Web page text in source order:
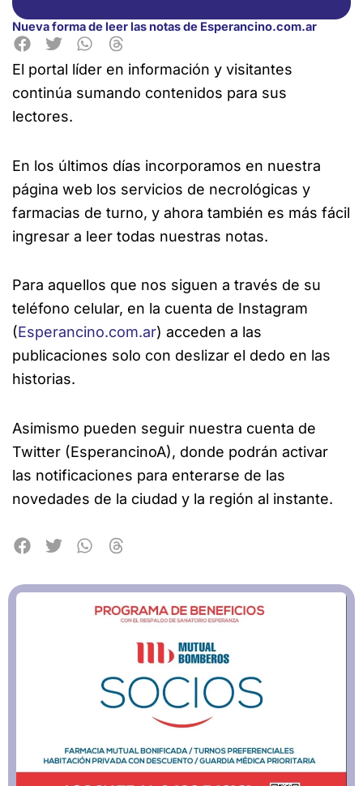
Nueva forma de leer las notas de Esperancino.com.ar
El portal líder en información y visitantes
continúa sumando contenidos para sus
lectores.
En los últimos días incorporamos en nuestra
página web los servicios de necrológicas y
farmacias de turno, y ahora también es más fácil
ingresar a leer todas nuestras notas.
Para aquellos que nos siguen a través de su
teléfono celular, en la cuenta de Instagram
(Esperancino.com.ar) acceden a las
publicaciones solo con deslizar el dedo en las
historias.
Asimismo pueden seguir nuestra cuenta de
Twitter (EsperancinoA), donde podrán activar
las notificaciones para enterarse de las
novedades de la ciudad y la región al instante.